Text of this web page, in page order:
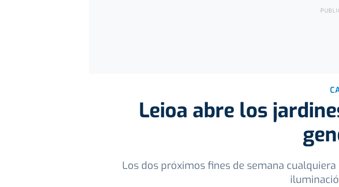
Leioa abre los
Los dos próximos fines de semana